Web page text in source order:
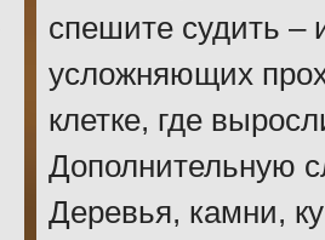
спешите судить –
усложняющих
клетке, где
Дополнительную
Деревья, камни,